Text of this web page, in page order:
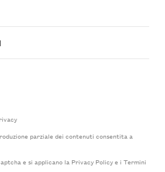
parziale dei contenuti consentita a
e si applicano la Privacy Policye i Termini